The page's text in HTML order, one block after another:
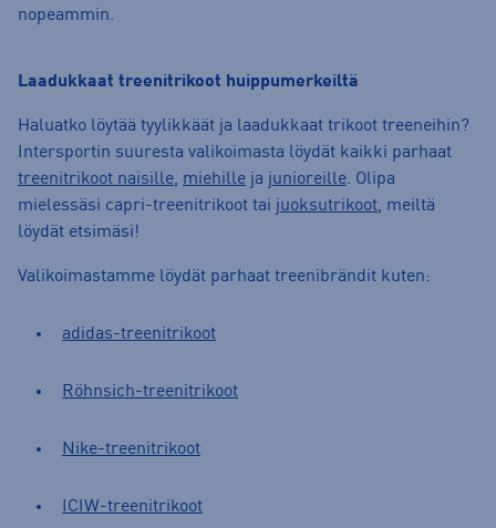
nopeammin.
Laadukkaat treenitrikoot huippumerkeiltä
Haluatko löytää tyylikkäät ja laadukkaat trikoot treeneihin?
Intersportin suuresta valikoimasta löydät kaikki parhaat
treenitrikoot naisille, miehille ja junioreille. Olipa
mielessäsi capri-treenitrikoot tai juoksutrikoot, meiltä
löydät etsimäsi!
Valikoimastamme löydät parhaat treenibrändit kuten:
adidas-treenitrikoot
Röhnsich-treenitrikoot
Nike-treenitrikoot
ICIW-treenitrikoot